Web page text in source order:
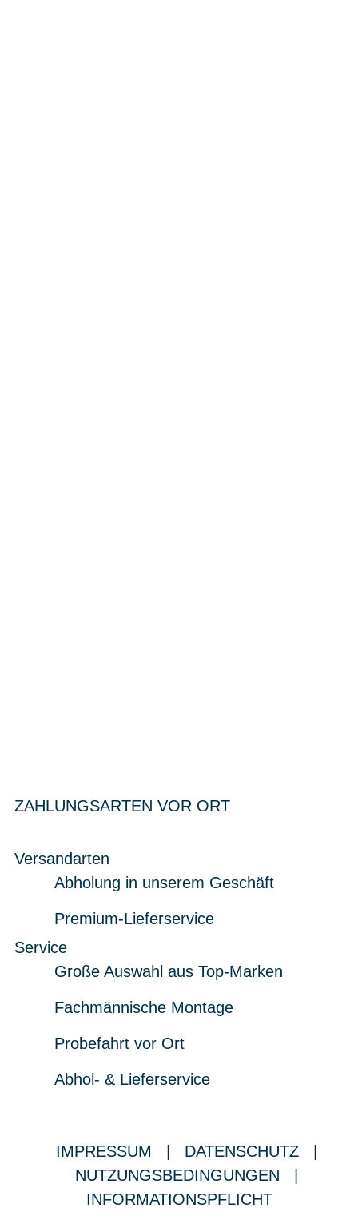
ZAHLUNGSARTEN VOR ORT
Versandarten
Abholung in unserem Geschäft
Premium-Lieferservice
Service
Große Auswahl aus Top-Marken
Fachmännische Montage
Probefahrt vor Ort
Abhol- & Lieferservice
IMPRESSUM DATENSCHUTZ
NUTZUNGSBEDINGUNGEN
INFORMATIONSPFLICHT